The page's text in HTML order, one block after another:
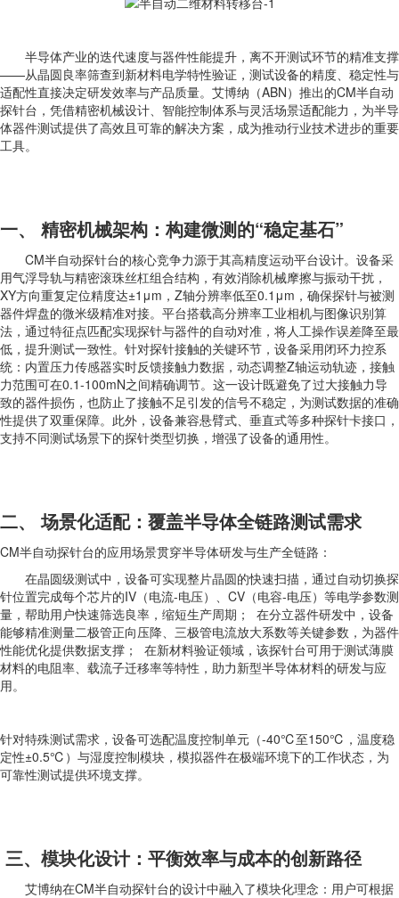
半导体产业的迭代速度与器件性能提升，离不开测试环节的精准支撑
——从晶圆良率筛查到新材料电学特性验证，测试设备的精度、稳定性与
适配性直接决定研发效率与产品质量。艾博纳（ABN）推出的CM半自动
探针台，凭借精密机械设计、智能控制体系与灵活场景适配能力，为半导
体器件测试提供了高效且可靠的解决方案，成为推动行业技术进步的重要
工具。
一、 精密机械架构：构建微测的“稳定基石”
CM半自动探针台的核心竞争力源于其高精度运动平台设计。设备采
用气浮导轨与精密滚珠丝杠组合结构，有效消除机械摩擦与振动干扰，
XY方向重复定位精度达±1μm，Z轴分辨率低至0.1μm，确保探针与被测
器件焊盘的微米级精准对接。平台搭载高分辨率工业相机与图像识别算
法，通过特征点匹配实现探针与器件的自动对准，将人工操作误差降至最
低，提升测试一致性。针对探针接触的关键环节，设备采用闭环力控系
统：内置压力传感器实时反馈接触力数据，动态调整Z轴运动轨迹，接触
力范围可在0.1-100mN之间精确调节。这一设计既避免了过大接触力导
致的器件损伤，也防止了接触不足引发的信号不稳定，为测试数据的准确
性提供了双重保障。此外，设备兼容悬臂式、垂直式等多种探针卡接口，
支持不同测试场景下的探针类型切换，增强了设备的通用性。
二、 场景化适配：覆盖半导体全链路测试需求
CM半自动探针台的应用场景贯穿半导体研发与生产全链路：
在晶圆级测试中，设备可实现整片晶圆的快速扫描，通过自动切换探
针位置完成每个芯片的IV（电流-电压）、CV（电容-电压）等电学参数测
量，帮助用户快速筛选良率，缩短生产周期； 在分立器件研发中，设备
能够精准测量二极管正向压降、三极管电流放大系数等关键参数，为器件
性能优化提供数据支撑； 在新材料验证领域，该探针台可用于测试薄膜
材料的电阻率、载流子迁移率等特性，助力新型半导体材料的研发与应
用。
针对特殊测试需求，设备可选配温度控制单元（-40℃至150℃，温度稳
定性±0.5℃）与湿度控制模块，模拟器件在极端环境下的工作状态，为
可靠性测试提供环境支撑。
三、模块化设计：平衡效率与成本的创新路径
艾博纳在CM半自动探针台的设计中融入了模块化理念：用户可根据